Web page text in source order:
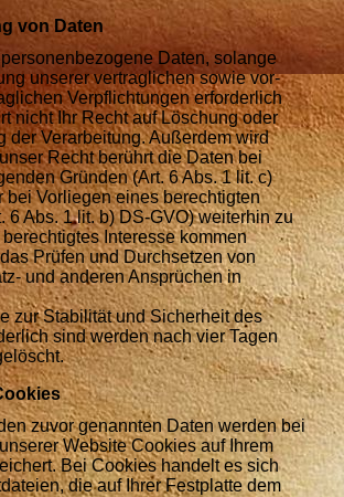
von Daten
Daten, solange
unserer vertraglichen sowie vor-
Verpflichtungen erforderlich
nicht Ihr Recht auf Löschung oder
der Verarbeitung. Außerdem wird
Recht berührt die Daten bei
Gründen (Art. 6 Abs. 1 lit. c)
bei Vorliegen eines berechtigten
6 Abs. 1 lit. b) DS-GVO) weiterhin zu
Interesse kommen
Prüfen und Durchsetzen von
und anderen Ansprüchen in
zur Stabilität und Sicherheit des
sind werden nach vier Tagen
zuvor genannten Daten werden bei
Website Cookies auf Ihrem
Bei Cookies handelt es sich
die auf Ihrer Festplatte dem